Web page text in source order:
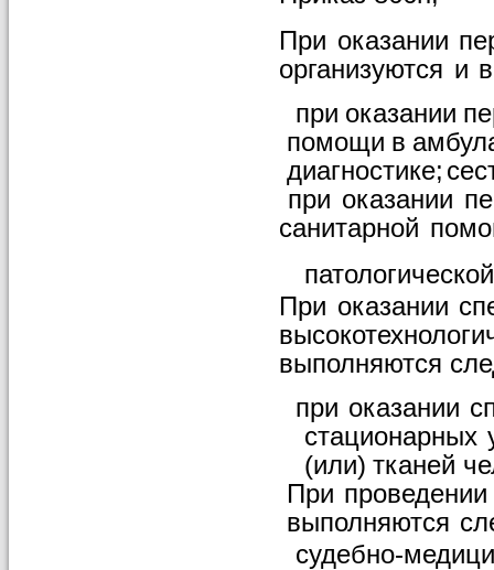
При оказании
организуются и
при оказании
помощи в
диагностике;
при оказании
санитарной
патологической
При оказании
выполняются
при оказании
стационарных
(или) тканей
При проведении
выполняются
судебно-